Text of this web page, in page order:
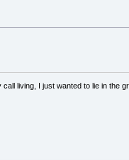
living, I just wanted to lie in the